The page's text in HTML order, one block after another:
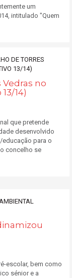
um
intitulado "Quem
Vedras no
14)
que pretende
desenvolvido
para o
concelho se
escolar, bem como
sénior e a